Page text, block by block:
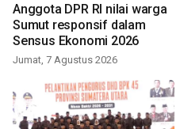
Anggota DPR RI nilai warga
Sumut responsif dalam
Sensus Ekonomi 2026
Jumat, 7 Agustus 2026